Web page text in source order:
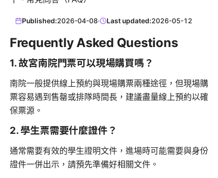
Published:2026-04-08· Last updated:2026-05-12
Frequently Asked Questions
1. 故宮南院門票可以現場購買嗎？
南院一般提供線上預約與現場購票兩種途徑，但現場購
票容易遇到售罄或排隊時間長，建議盡量線上預約以確
保票源。
2. 學生票需要什麼證件？
通常需要有效的學生證明文件，進場時可能需要與身份
證件一併出示，請預先準備好相關文件。